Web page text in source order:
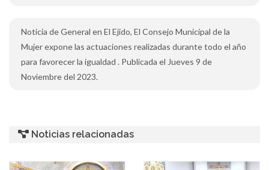
Noticia de General en El Ejido, El Consejo Municipal de la
Mujer expone las actuaciones realizadas durante todo el año
para favorecer la igualdad . Publicada el Jueves 9 de
Noviembre del 2023.
Noticias relacionadas